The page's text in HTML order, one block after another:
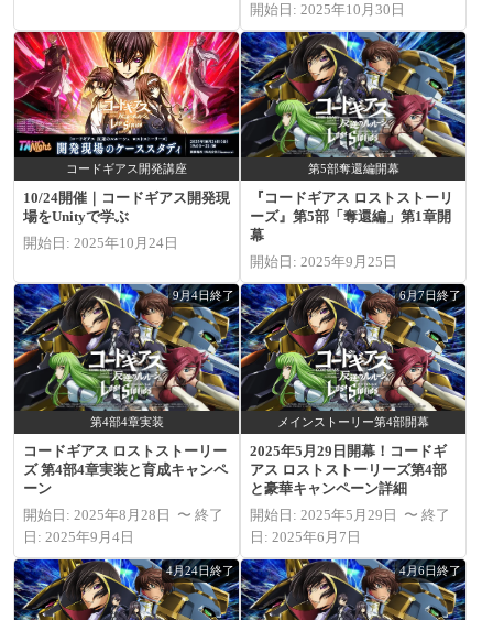
開始日: 2025年10月30日
コードギアス開発講座
10/24開催｜コードギアス開発現
場をUnityで学ぶ
開始日: 2025年10月24日
第5部奪還編開幕
『コードギアス ロストストーリ
ーズ』第5部「奪還編」第1章開
幕
開始日: 2025年9月25日
9月4日終了
第4部4章実装
コードギアス ロストストーリー
ズ 第4部4章実装と育成キャンペ
ーン
開始日: 2025年8月28日 〜 終了
日: 2025年9月4日
6月7日終了
メインストーリー第4部開幕
2025年5月29日開幕！コードギ
アス ロストストーリーズ第4部
と豪華キャンペーン詳細
開始日: 2025年5月29日 〜 終了
日: 2025年6月7日
4月24日終了 4月6日終了